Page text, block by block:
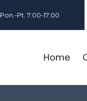
Pon.-Pt. 7:00-17:00
Home